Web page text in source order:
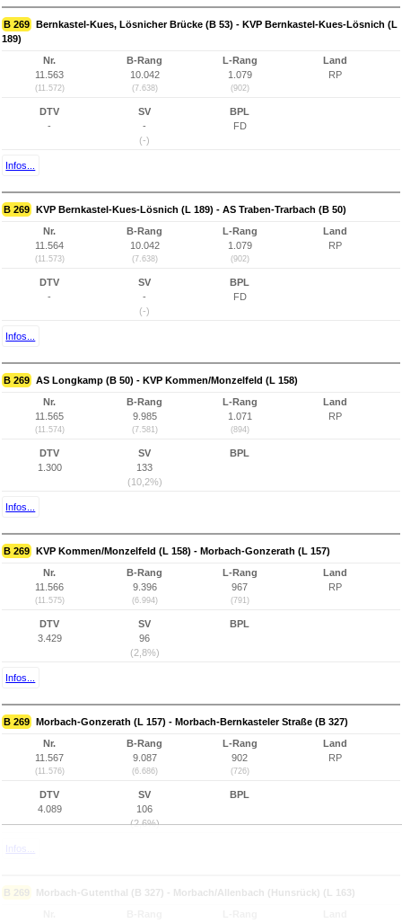
B 269 Bernkastel-Kues, Lösnicher Brücke (B 53) - KVP Bernkastel-Kues-Lösnich (L
189)
Nr.
11.563
(11.572)
B-Rang
10.042
(7.638)
L-Rang
1.079
(902)
Land
RP
DTV
-
SV
-
(-)
BPL
FD
Infos...
B 269 KVP Bernkastel-Kues-Lösnich (L 189) - AS Traben-Trarbach (B 50)
Nr.
11.564
(11.573)
B-Rang
10.042
(7.638)
L-Rang
1.079
(902)
Land
RP
DTV
-
SV
-
(-)
BPL
FD
Infos...
B 269 AS Longkamp (B 50) - KVP Kommen/Monzelfeld (L 158)
Nr.
11.565
(11.574)
B-Rang
9.985
(7.581)
L-Rang
1.071
(894)
Land
RP
DTV
1.300
SV
133
(10,2%)
BPL
Infos...
B 269 KVP Kommen/Monzelfeld (L 158) - Morbach-Gonzerath (L 157)
Nr.
11.566
(11.575)
B-Rang
9.396
(6.994)
L-Rang
967
(791)
Land
RP
DTV
3.429
SV
96
(2,8%)
BPL
Infos...
B 269 Morbach-Gonzerath (L 157) - Morbach-Bernkasteler Straße (B 327)
Nr.
11.567
(11.576)
B-Rang
9.087
(6.686)
L-Rang
902
(726)
Land
RP
DTV
4.089
SV
106
(2,6%)
BPL
Infos...
B 269 Morbach-Gutenthal (B 327) - Morbach/Allenbach (Hunsrück) (L 163)